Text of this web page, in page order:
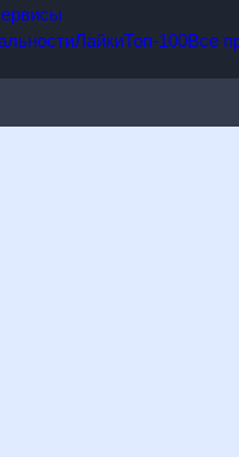
сервисы
ЛайкиТоп-100